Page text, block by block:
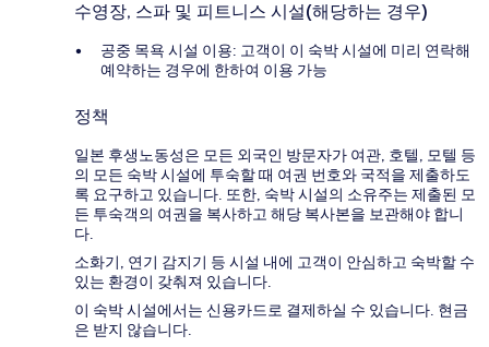
수영장, 스파 및 피트니스 시설(해당하는 경우)
공중 목욕 시설 이용: 고객이 이 숙박 시설에 미리 연락해
예약하는 경우에 한하여 이용 가능
정책
일본 후생노동성은 모든 외국인 방문자가 여관, 호텔, 모텔 등
의 모든 숙박 시설에 투숙할 때 여권 번호와 국적을 제출하도
록 요구하고 있습니다. 또한, 숙박 시설의 소유주는 제출된 모
든 투숙객의 여권을 복사하고 해당 복사본을 보관해야 합니
다.
소화기, 연기 감지기 등 시설 내에 고객이 안심하고 숙박할 수
있는 환경이 갖춰져 있습니다.
이 숙박 시설에서는 신용카드로 결제하실 수 있습니다. 현금
은 받지 않습니다.